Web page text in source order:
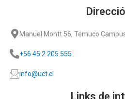
Manuel Montt 56, Temuco
+56 45 2 205 555
info@uct.cl
Links de